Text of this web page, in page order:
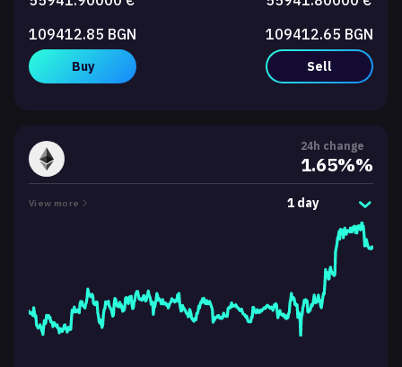
109412.85 BGN
Buy
109412.65 BGN
Sell
24h change
1.65%%
View more 1 day